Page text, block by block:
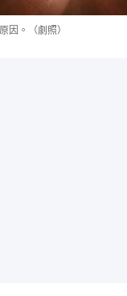
因。（劇照）